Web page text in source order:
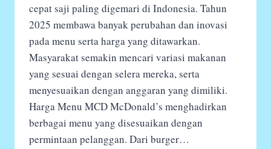
cepat saji paling digemari di Indonesia. Tahun
2025 membawa banyak perubahan dan inovasi
pada menu serta harga yang ditawarkan.
Masyarakat semakin mencari variasi makanan
yang sesuai dengan selera mereka, serta
menyesuaikan dengan anggaran yang dimiliki.
Harga Menu MCD McDonald’s menghadirkan
berbagai menu yang disesuaikan dengan
permintaan pelanggan. Dari burger…